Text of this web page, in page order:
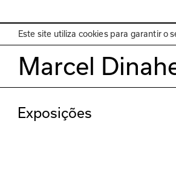
EN Programa
Este site utiliza cookies para garantir o
Marcel
Exposições